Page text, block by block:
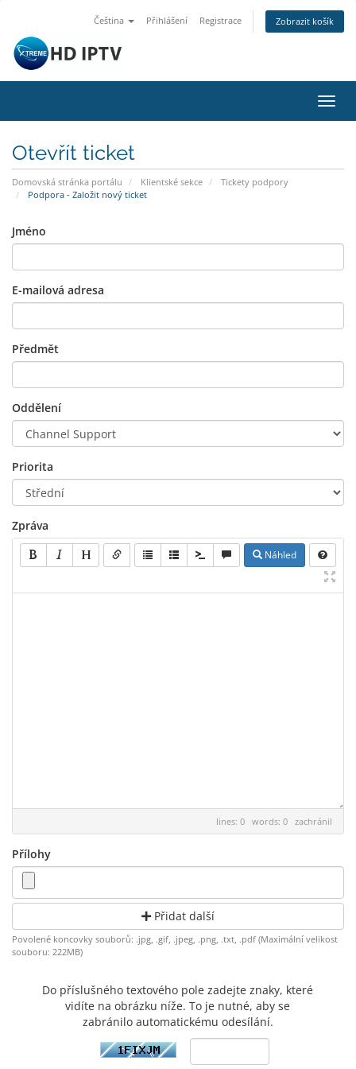
Čeština Přihlášení Registrace Zobrazit košík
Otevřít ticket
Domovská stránka portálu Klientské sekce
Tickety podpory
Podpora - Založit nový ticket
Jméno
E-mailová adresa
Předmět
Oddělení
Priorita
Zpráva
Náhled
lines: 0 words: 0 zachránil
Přílohy
Přidat další
Povolené koncovky souborů: .jpg, .gif, .jpeg, .png, .txt, .pdf (Maximální velikost
souboru: 222MB)
Do příslušného textového pole zadejte znaky, které
vidíte na obrázku níže. To je nutné, aby se
zabránilo automatickému odesílání.